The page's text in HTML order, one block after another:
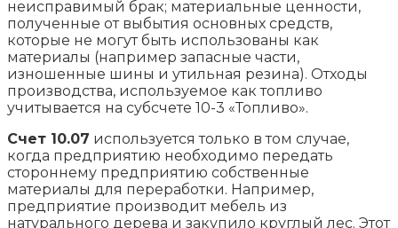
неисправимый брак; материальные ценности,
полученные от выбытия основных средств,
которые не могут быть использованы как
материалы (например запасные части,
изношенные шины и утильная резина). Отходы
производства, используемое как топливо
учитывается на субсчете 10-3 «Топливо».
Счет 10.07 используется только в том случае,
когда предприятию необходимо передать
стороннему предприятию собственные
материалы для переработки. Например,
предприятие производит мебель из
натурального дерева и закупило круглый лес. Этот